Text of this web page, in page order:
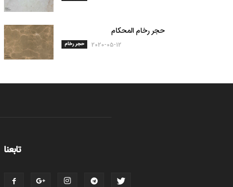
حجر رخام المحكام
حجر رخام 2020-05-12
تابعنا